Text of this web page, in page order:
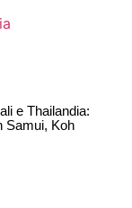
e Thailandia:
Samui, Koh